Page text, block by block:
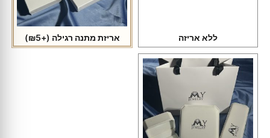
ללא אריזה אריזת מתנה רגילה (+₪5)